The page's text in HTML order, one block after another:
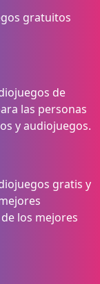
gratuitos
de
las personas
y audiojuegos.
gratis y
los mejores